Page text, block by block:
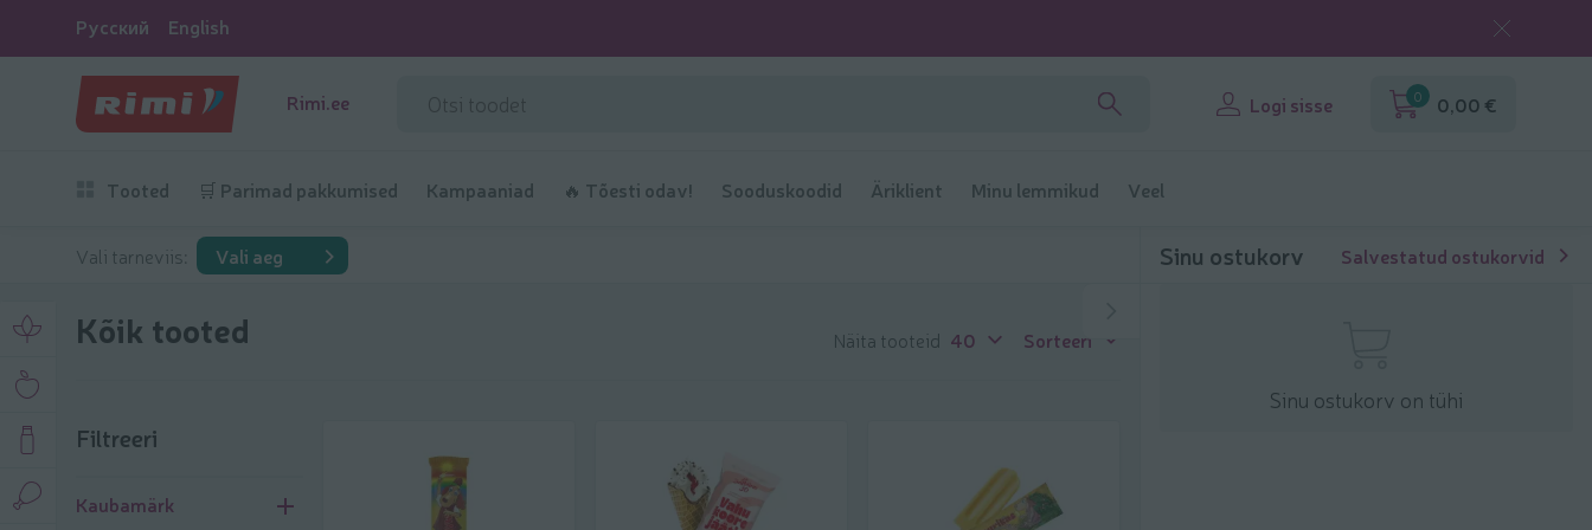
Русский English
Rimi.ee Logi sisse 0 0,00 €
Tooted 🛒 Parimad pakkumised Kampaaniad 🔥 Tõesti odav! Sooduskoodid Äriklient Minu lemmikud Veel
Vali tarneviis: Vali aeg
Kõik tooted Näita tooteid 40 Sorteeri
Filtreeri
Kaubamärk
Sinu ostukorv Salvestatud ostukorvid
Sinu ostukorv on tühi